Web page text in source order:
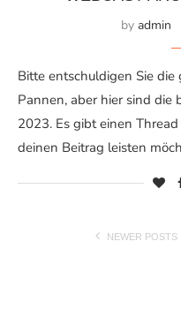
by admin
Bitte entschuldigen Sie
Pannen, aber hier sind die
2023. Es gibt einen
deinen Beitrag leisten
NEWER POSTS